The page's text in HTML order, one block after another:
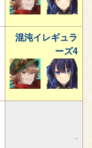
混沌イレギュラ
ーズ4
-